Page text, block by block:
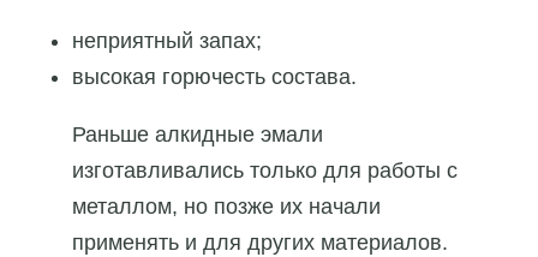
неприятный запах;
высокая горючесть состава.
Раньше алкидные эмали
изготавливались только для работы с
металлом, но позже их начали
применять и для других материалов.